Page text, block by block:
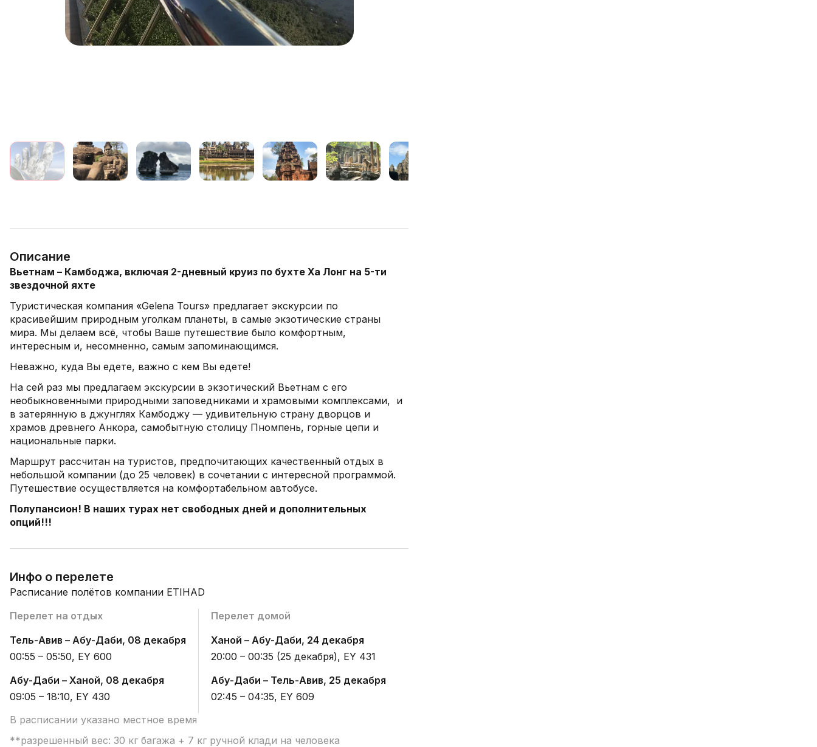
Описание
Вьетнам – Камбоджа, включая 2-дневный круиз по бухте Ха Лонг на 5-ти
звездочной яхте
Туристическая компания «Gelena Tours» предлагает экскурсии по
красивейшим природным уголкам планеты, в самые экзотические страны
мира. Мы делаем всё, чтобы Ваше путешествие было комфортным,
интересным и, несомненно, самым запоминающимся.
Неважно, куда Вы едете, важно с кем Вы едете!
На сей раз мы предлагаем экскурсии в экзотический Вьетнам с его
необыкновенными природными заповедниками и храмовыми комплексами, и
в затерянную в джунглях Камбоджу — удивительную страну дворцов и
храмов древнего Анкора, самобытную столицу Пномпень, горные цепи и
национальные парки.
Маршрут рассчитан на туристов, предпочитающих качественный отдых в
небольшой компании (до 25 человек) в сочетании с интересной программой.
Путешествие осуществляется на комфортабельном автобусе.
Полупансион! В наших турах нет свободных дней и дополнительных
опций!!!
Инфо о перелете
Расписание полётов компании ETIHAD
Перелет на отдых
Тель-Авив – Абу-Даби, 08 декабря
00:55 – 05:50, EY 600
Абу-Даби – Ханой, 08 декабря
09:05 – 18:10, EY 430
Перелет домой
Ханой – Абу-Даби, 24 декабря
20:00 – 00:35 (25 декабря), EY 431
Абу-Даби – Тель-Авив, 25 декабря
02:45 – 04:35, EY 609
В расписании указано местное время
**разрешенный вес: 30 кг багажа + 7 кг ручной клади на человека